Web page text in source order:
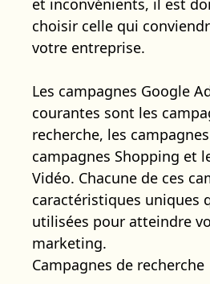
choisir celle qui
votre entreprise.
Les campagnes Google
courantes sont les
recherche, les
campagnes Shopping et
Vidéo. Chacune de ces
caractéristiques uniques
utilisées pour atteindre
marketing.
Campagnes de recherche